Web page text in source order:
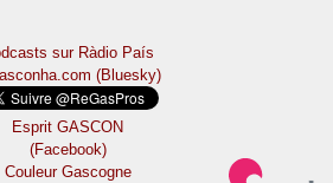
sur Ràdio País
(Bluesky)
Esprit GASCON
(Facebook)
Couleur Gascogne